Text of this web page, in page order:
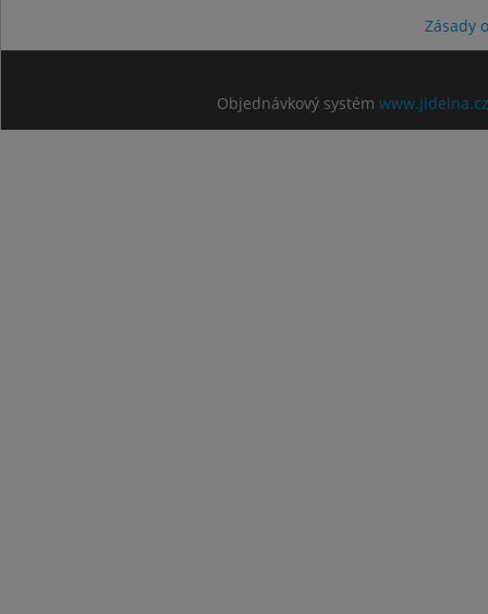
Zásady
Objednávkový systém www.jidelna.cz